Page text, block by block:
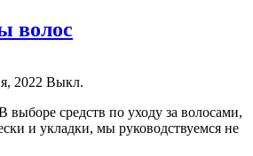
волос
2022 Выкл.
средств по уходу за волосами,
и укладки, мы руководствуемся не